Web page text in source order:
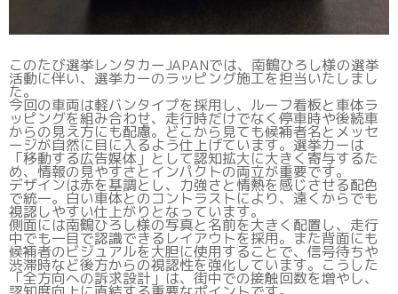
このたび選挙レンタカーJAPANでは、南鶴ひろし様の選挙
活動に伴い、選挙カーのラッピング施工を担当いたしまし
た。
今回の車両は軽バンタイプを採用し、ルーフ看板と車体ラ
ッピングを組み合わせ、走行時だけでなく停車時や後続車
からの見え方にも配慮。どこから見ても候補者名とメッセ
ージが自然に目に入るよう仕上げています。選挙カーは
「移動する広告媒体」として認知拡大に大きく寄与するた
め、情報の見やすさとインパクトの両立が重要です。
デザインは赤を基調とし、力強さと情熱を感じさせる配色
で統一。白い車体とのコントラストにより、遠くからでも
視認しやすい仕上がりとなっています。
側面には南鶴ひろし様の写真と名前を大きく配置し、走行
中でも一目で認識できるレイアウトを採用。また背面にも
候補者のビジュアルを大胆に使用することで、信号待ちや
渋滞時など後方からの視認性を強化しています。こうした
「全方向への訴求設計」は、街中での接触回数を増やし、